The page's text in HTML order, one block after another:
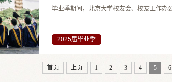
毕业季期间，北京大学校友会、校友工作办
2025届毕业季
首页 上页 1 2 3 4 5 6